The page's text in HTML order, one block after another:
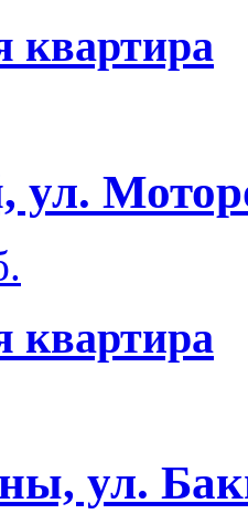
квартира
ул.
квартира
ул.